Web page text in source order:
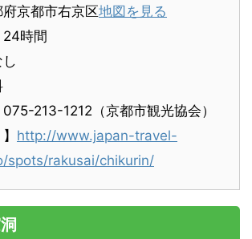
府京都市右京区地図を見る
24時間
し
075-213-1212（京都市観光協会）
http://www.japan-travel-
spots/rakusai/chikurin/